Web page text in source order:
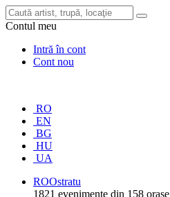
Contul meu
Intră în cont
Cont nou
RO
EN
BG
HU
UA
ROOstratu
1821 evenimente din 158 orașe